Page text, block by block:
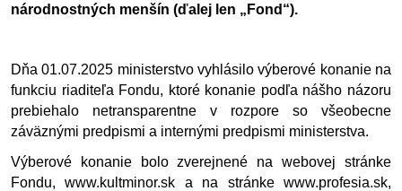
národnostných menšín (ďalej len „Fond“).
Dňa 01.07.2025 ministerstvo vyhlásilo výberové konanie na
funkciu riaditeľa Fondu, ktoré konanie podľa nášho názoru
prebiehalo netransparentne v rozpore so všeobecne
záväznými predpismi a internými predpismi ministerstva.
Výberové konanie bolo zverejnené na webovej stránke
Fondu, www.kultminor.sk a na stránke www.profesia.sk,